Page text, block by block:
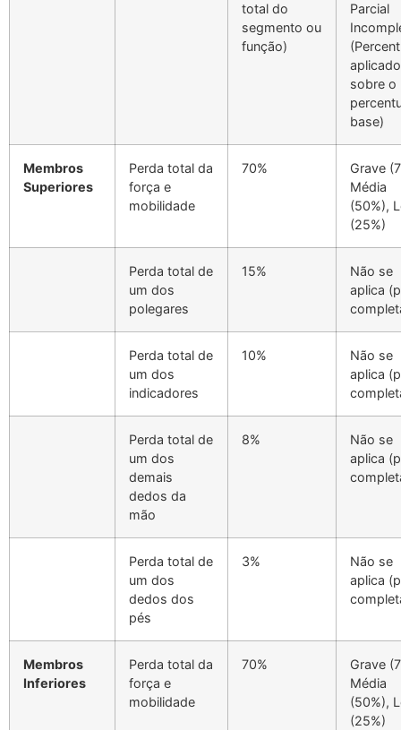
total do
segmento ou
função)
Parcial
aplicado
sobre o
base)
Membros
Superiores
Perda total da
força e
mobilidade
70%
Grave
Média
(50%),
(25%)
Perda total de
um dos
polegares
15%
Não se
aplica
Perda total de
um dos
indicadores
10%
Não se
aplica
Perda total de
um dos
demais
dedos da
mão
8%
Não se
aplica
Perda total de
um dos
dedos dos
pés
3%
Não se
aplica
Membros
Inferiores
Perda total da
força e
mobilidade
70%
Grave
Média
(50%),
(25%)